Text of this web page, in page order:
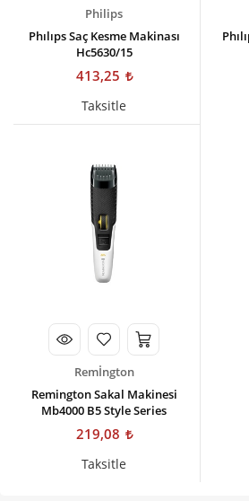
Motorsikletler
Philips
Phılıps Saç Kesme Makinası
Hc5630/15
413,25
Taksitle
Remİngton
Remington Sakal Makinesi
Mb4000 B5 Style Series
219,08
Taksitle